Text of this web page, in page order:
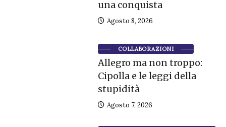
una conquista
Agosto 8, 2026
COLLABORAZIONI
Allegro ma non troppo:
Cipolla e le leggi della
stupidità
Agosto 7, 2026